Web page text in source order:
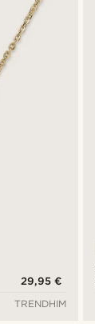
29,95 €
TRENDHIM